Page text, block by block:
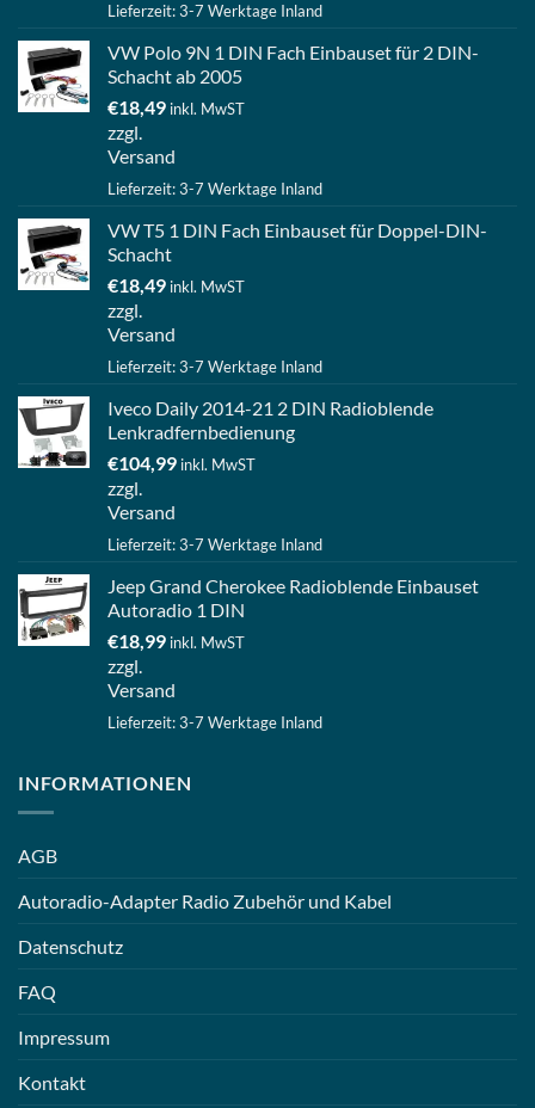
Lieferzeit: 3-7 Werktage Inland
VW Polo 9N 1 DIN Fach Einbauset für 2 DIN-
Schacht ab 2005
€18,49 inkl. MwST
zzgl.
Versand
Lieferzeit: 3-7 Werktage Inland
VW T5 1 DIN Fach Einbauset für Doppel-DIN-
Schacht
€18,49 inkl. MwST
zzgl.
Versand
Lieferzeit: 3-7 Werktage Inland
Iveco Daily 2014-21 2 DIN Radioblende
Lenkradfernbedienung
€104,99 inkl. MwST
zzgl.
Versand
Lieferzeit: 3-7 Werktage Inland
Jeep Grand Cherokee Radioblende Einbauset
Autoradio 1 DIN
€18,99 inkl. MwST
zzgl.
Versand
Lieferzeit: 3-7 Werktage Inland
INFORMATIONEN
AGB
Autoradio-Adapter Radio Zubehör und Kabel
Datenschutz
FAQ
Impressum
Kontakt